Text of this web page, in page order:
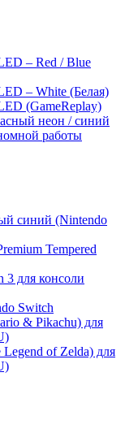
– Red / Blue
– White (Белая)
(GameReplay)
неон / синий
работы
синий (Nintendo
Tempered
3 для консоли
Switch
& Pikachu) для
of Zelda) для